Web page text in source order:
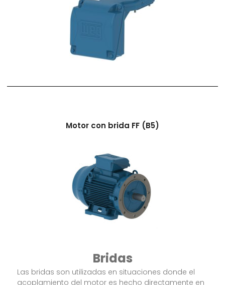
Motor con brida FF (B5)
Bridas
Las bridas son utilizadas en situaciones donde el
acoplamiento del motor es hecho directamente en